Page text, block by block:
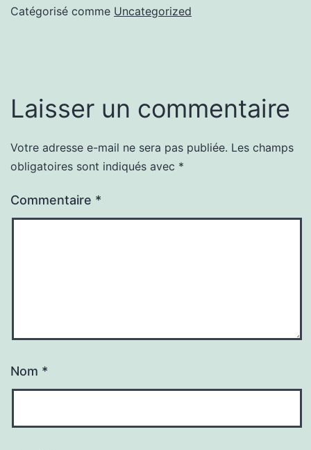
Catégorisé comme Uncategorized
Laisser un commentaire
Votre adresse e-mail ne sera pas publiée. Les champs
obligatoires sont indiqués avec *
Commentaire *
Nom *